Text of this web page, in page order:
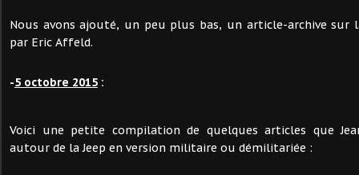
Nous avons ajouté, un peu plus bas, un article-archive sur
par Eric Affeld.
-5 octobre 2015 :
Voici une petite compilation de quelques articles que
autour de la Jeep en version militaire ou démilitariée :